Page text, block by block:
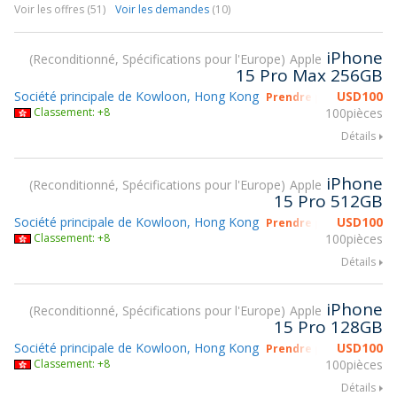
Voir les offres (51)
Voir les demandes (10)
Reconditionné, Spécifications pour l'Europe Apple iPhone
15 Pro Max 256GB
USD100
100pièces
Société principale de Kowloon, Hong Kong Prendre part à gsmX
Classement: +8
Détails
Reconditionné, Spécifications pour l'Europe Apple iPhone
15 Pro 512GB
USD100
100pièces
Société principale de Kowloon, Hong Kong Prendre part à gsmX
Classement: +8
Détails
Reconditionné, Spécifications pour l'Europe Apple iPhone
15 Pro 128GB
USD100
100pièces
Société principale de Kowloon, Hong Kong Prendre part à gsmX
Classement: +8
Détails